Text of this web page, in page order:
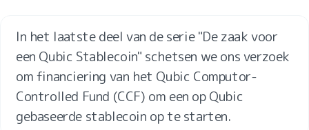
In het laatste deel van de serie "De zaak voor
een Qubic Stablecoin" schetsen we ons verzoek
om financiering van het Qubic Computor-
Controlled Fund (CCF) om een op Qubic
gebaseerde stablecoin op te starten.